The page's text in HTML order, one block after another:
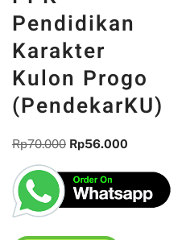
Pendidikan
Karakter
Kulon Progo
(PendekarKU)
Rp70.000 Rp56.000